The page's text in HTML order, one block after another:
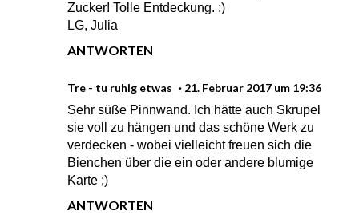
Zucker! Tolle Entdeckung. :)
LG, Julia
ANTWORTEN
Tre - tu ruhig etwas
21. Februar 2017 um 19:36
Sehr süße Pinnwand. Ich hätte auch Skrupel
sie voll zu hängen und das schöne Werk zu
verdecken - wobei vielleicht freuen sich die
Bienchen über die ein oder andere blumige
Karte ;)
ANTWORTEN